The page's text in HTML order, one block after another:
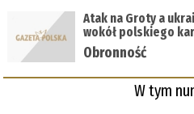
Atak na Groty a
wokół polskiego
Obronność
W tym